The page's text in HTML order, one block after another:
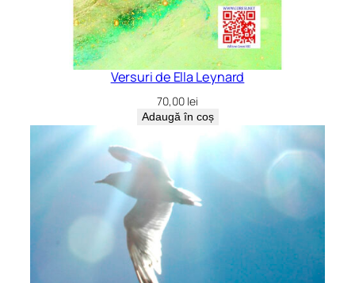
Versuri de Ella Leynard
70,00 lei
Adaugă în coș